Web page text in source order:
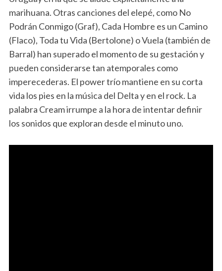
marihuana. Otras canciones del elepé, como No
Podrán Conmigo (Graf), Cada Hombre es un Camino
(Flaco), Toda tu Vida (Bertolone) o Vuela (también de
Barral) han superado el momento de su gestación y
pueden considerarse tan atemporales como
imperecederas. El power trío mantiene en su corta
vida los pies en la música del Delta y en el rock. La
palabra Cream irrumpe a la hora de intentar definir
los sonidos que exploran desde el minuto uno.